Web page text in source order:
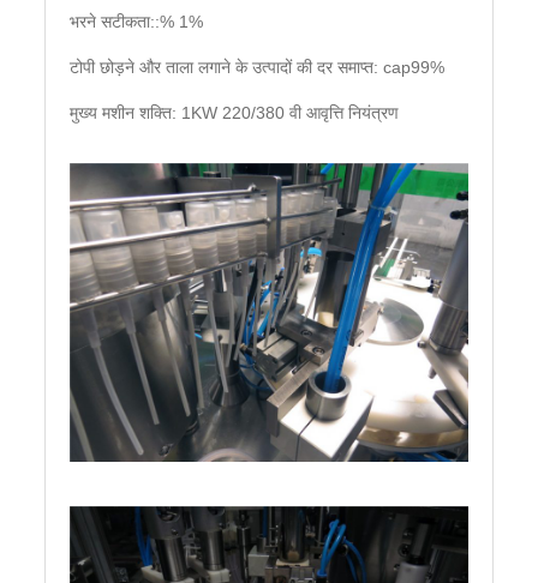
भरने सटीकता::% 1%
टोपी छोड़ने और ताला लगाने के उत्पादों की दर समाप्त: cap99%
मुख्य मशीन शक्ति: 1KW 220/380 वी आवृत्ति नियंत्रण